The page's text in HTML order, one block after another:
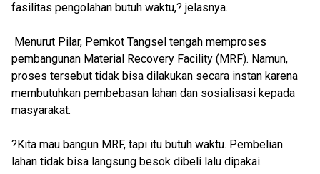
fasilitas pengolahan butuh waktu,? jelasnya.
Menurut Pilar, Pemkot Tangsel tengah memproses
pembangunan Material Recovery Facility (MRF). Namun,
proses tersebut tidak bisa dilakukan secara instan karena
membutuhkan pembebasan lahan dan sosialisasi kepada
masyarakat.
?Kita mau bangun MRF, tapi itu butuh waktu. Pembelian
lahan tidak bisa langsung besok dibeli lalu dipakai.